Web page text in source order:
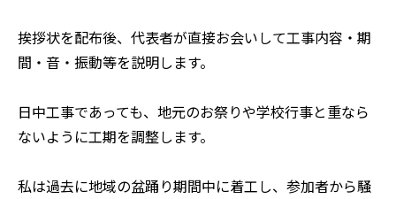
挨拶状を配布後、代表者が直接お会いして工事内容・期
間・音・振動等を説明します。
日中工事であっても、地元のお祭りや学校行事と重なら
ないように工期を調整します。
私は過去に地域の盆踊り期間中に着工し、参加者から騒